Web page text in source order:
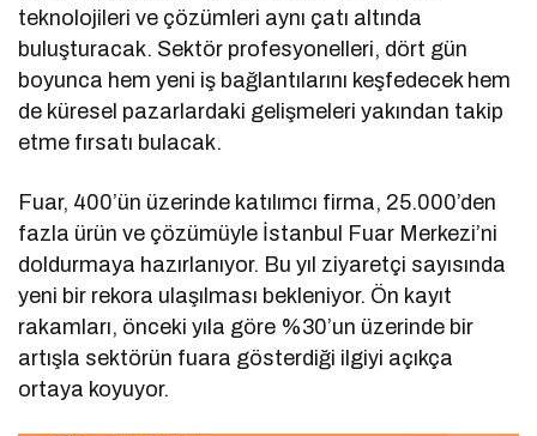
teknolojileri ve çözümleri aynı çatı altında
buluşturacak. Sektör profesyonelleri, dört gün
boyunca hem yeni iş bağlantılarını keşfedecek hem
de küresel pazarlardaki gelişmeleri yakından takip
etme fırsatı bulacak.
Fuar, 400’ün üzerinde katılımcı firma, 25.000’den
fazla ürün ve çözümüyle İstanbul Fuar Merkezi’ni
doldurmaya hazırlanıyor. Bu yıl ziyaretçi sayısında
yeni bir rekora ulaşılması bekleniyor. Ön kayıt
rakamları, önceki yıla göre %30’un üzerinde bir
artışla sektörün fuara gösterdiği ilgiyi açıkça
ortaya koyuyor.